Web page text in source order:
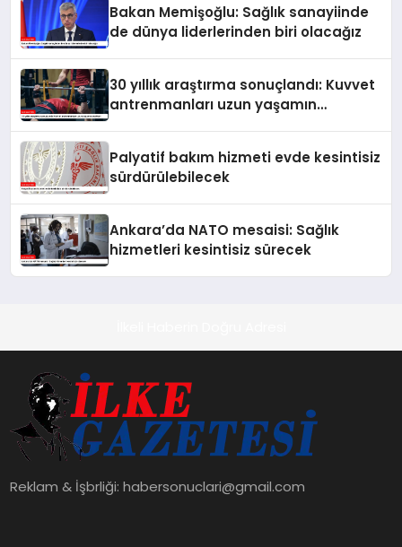
Bakan Memişoğlu: Sağlık sanayiinde
de dünya liderlerinden biri olacağız
30 yıllık araştırma sonuçlandı: Kuvvet
antrenmanları uzun yaşamın
Palyatif bakım hizmeti evde kesintisiz
sürdürülebilecek
Ankara’da NATO mesaisi: Sağlık
hizmetleri kesintisiz sürecek
Reklam & İşbrliği:habersonuclari@gmail.com